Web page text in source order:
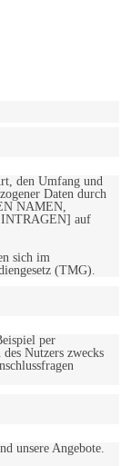
den Umfang und
Daten durch
NAMEN,
auf
sich im
(TMG).
per
Nutzers zwecks
unsere Angebote.